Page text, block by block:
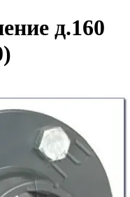
д.160